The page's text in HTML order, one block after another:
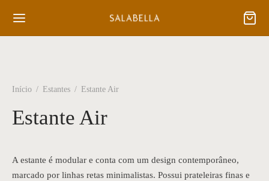
Início / Estantes / Estante Air
Estante Air
A estante é modular e conta com um design contemporâneo,
marcado por linhas retas minimalistas. Possui prateleiras finas e